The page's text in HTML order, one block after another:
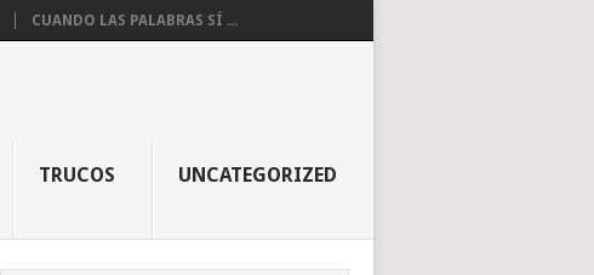
CUANDO LAS PALABRAS SÍ ...
TRUCOS UNCATEGORIZED